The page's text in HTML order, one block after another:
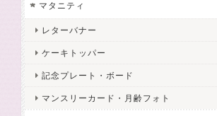
マタニティ
レターバナー
ケーキトッパー
記念プレート・ボード
マンスリーカード・月齢フォト